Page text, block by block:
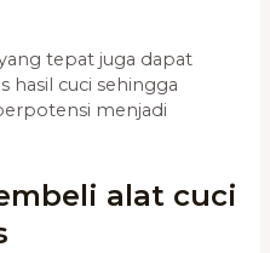
tepat juga dapat
hasil cuci sehingga
menjadi
alat cuci